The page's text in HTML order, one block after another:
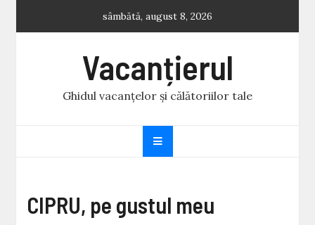
sâmbătă, august 8, 2026
Vacanțierul
Ghidul vacanțelor și călătoriilor tale
CIPRU, pe gustul meu